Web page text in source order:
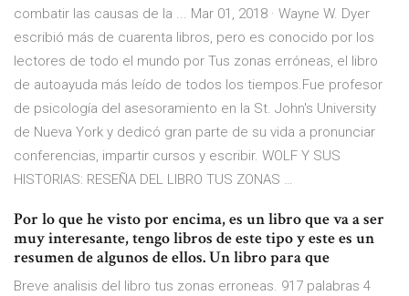
combatir las causas de la ... Mar 01, 2018 · Wayne W. Dyer
escribió más de cuarenta libros, pero es conocido por los
lectores de todo el mundo por Tus zonas erróneas, el libro
de autoayuda más leído de todos los tiempos.Fue profesor
de psicología del asesoramiento en la St. John's University
de Nueva York y dedicó gran parte de su vida a pronunciar
conferencias, impartir cursos y escribir. WOLF Y SUS
HISTORIAS: RESEÑA DEL LIBRO TUS ZONAS …
Por lo que he visto por encima, es un libro que va a ser
muy interesante, tengo libros de este tipo y este es un
resumen de algunos de ellos. Un libro para que
Breve analisis del libro tus zonas erroneas. 917 palabras 4